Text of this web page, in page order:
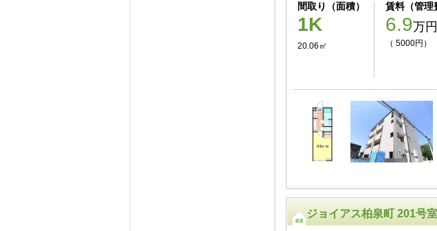
間取り（面積）
1K
20.06㎡
賃料（管理
6.9万円
（ 5000円）
ジョイアス柏泉町 201号室